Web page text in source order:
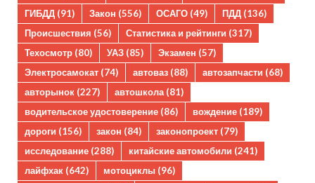
ГИБДД (91) Закон (556) ОСАГО (49) ПДД (136)
Происшествия (56) Статистика и рейтинги (317)
Техосмотр (80) УАЗ (85) Экзамен (57)
Электросамокат (74) автоваз (88) автозапчасти (68)
авторынок (227) автошкола (81)
водительское удостоверение (86) вождение (189)
дороги (156) закон (84) законопроект (79)
исследование (288) китайские автомобили (241)
лайфхак (642) мотоциклы (96)